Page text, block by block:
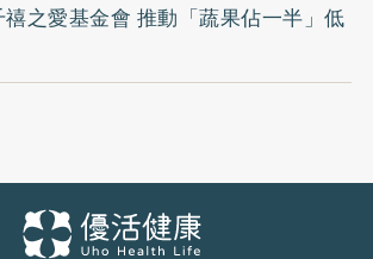
之愛基金會 推動「蔬果佔一半」低